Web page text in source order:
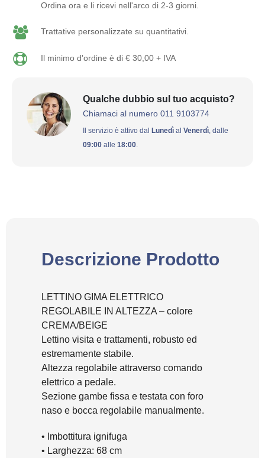
Ordina ora e li ricevi nell'arco di 2-3 giorni.
Trattative personalizzate su quantitativi.
Il minimo d'ordine è di € 30,00 + IVA
Qualche dubbio sul tuo acquisto?
Chiamaci al numero 011 9103774
Il servizio è attivo dal Lunedì al Venerdì , dalle
09:00 alle 18:00
Descrizione Prodotto
LETTINO GIMA ELETTRICO
REGOLABILE IN ALTEZZA – colore
CREMA/BEIGE
Lettino visita e trattamenti, robusto ed
estremamente stabile.
Altezza regolabile attraverso comando
elettrico a pedale.
Sezione gambe fissa e testata con foro
naso e bocca regolabile manualmente.
• Imbottitura ignifuga
• Larghezza: 68 cm